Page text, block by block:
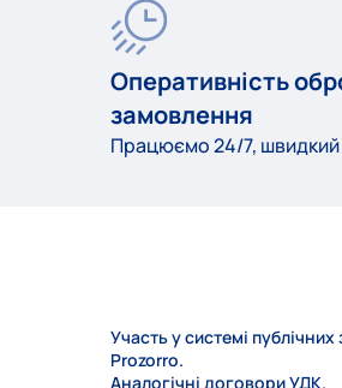
Оперативність
замовлення
Працюємо 24/7, швидкий
Участь у системі публічних
Prozorro.
Аналогічні договори УДК.